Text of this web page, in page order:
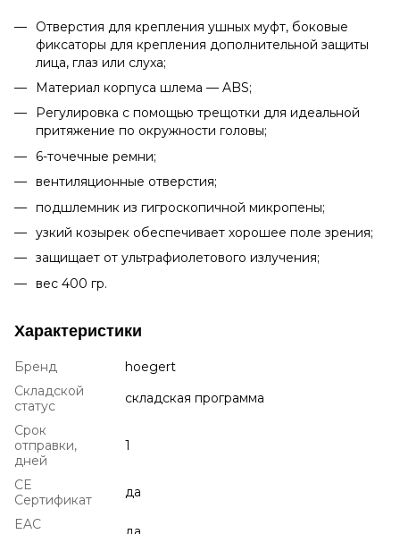
Отверстия для крепления ушных муфт, боковые
фиксаторы для крепления дополнительной защиты
лица, глаз или слуха;
Материал корпуса шлема — ABS;
Регулировка с помощью трещотки для идеальной
притяжение по окружности головы;
6-точечные ремни;
вентиляционные отверстия;
подшлемник из гигроскопичной микропены;
узкий козырек обеспечивает хорошее поле зрения;
защищает от ультрафиолетового излучения;
вес 400 гр.
Характеристики
Бренд
hoegert
Складской
статус
складская программа
Срок
отправки,
дней
1
CE
Сертификат
да
EAC